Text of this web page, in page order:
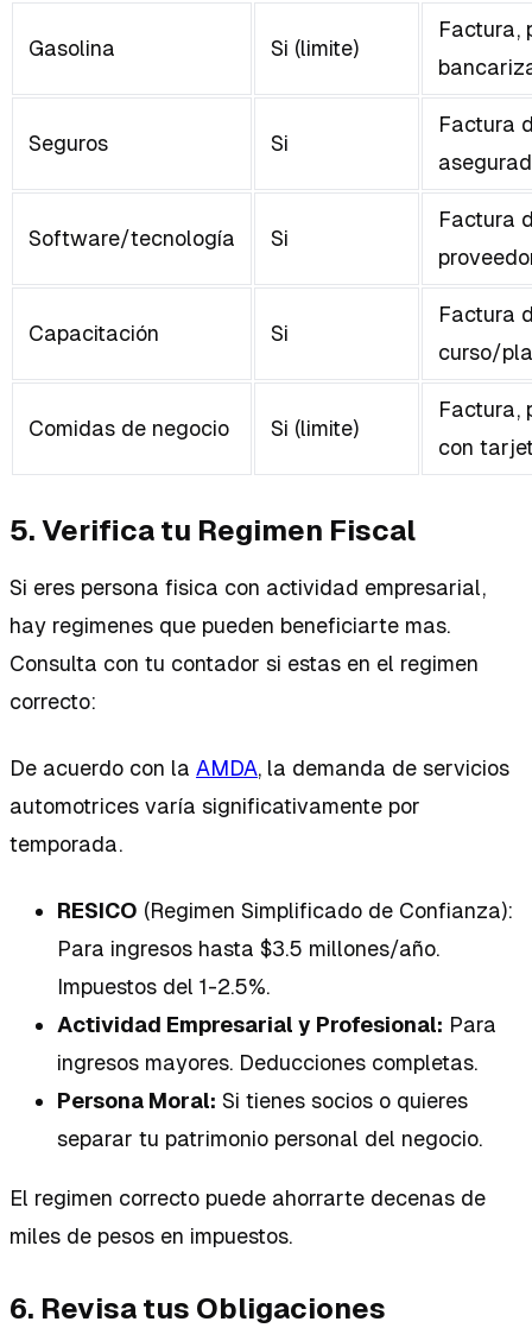
Gasolina Si (limite)
Factura,
Seguros Si
Factura
Software/tecnología Si
Factura
Capacitación Si
Factura
curso/
Comidas de negocio Si (limite)
Factura,
con
5. Verifica tu Regimen Fiscal
Si eres persona fisica con actividad empresarial,
hay regimenes que pueden beneficiarte mas.
Consulta con tu contador si estas en el regimen
correcto:
De acuerdo con la AMDA, la demanda de servicios
automotrices varía significativamente por
temporada.
RESICO (Regimen Simplificado de Confianza):
Para ingresos hasta $3.5 millones/año.
Impuestos del 1-2.5%.
Actividad Empresarial y Profesional: Para
ingresos mayores. Deducciones completas.
Persona Moral: Si tienes socios o quieres
separar tu patrimonio personal del negocio.
El regimen correcto puede ahorrarte decenas de
miles de pesos en impuestos.
6. Revisa tus Obligaciones